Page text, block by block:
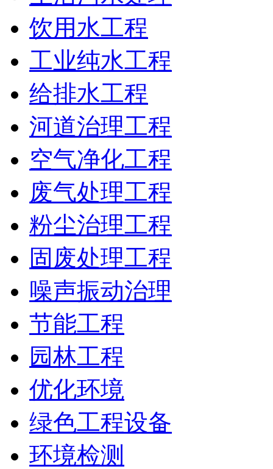
饮用水工程
工业纯水工程
给排水工程
河道治理工程
空气净化工程
废气处理工程
粉尘治理工程
固废处理工程
噪声振动治理
节能工程
园林工程
优化环境
绿色工程设备
环境检测